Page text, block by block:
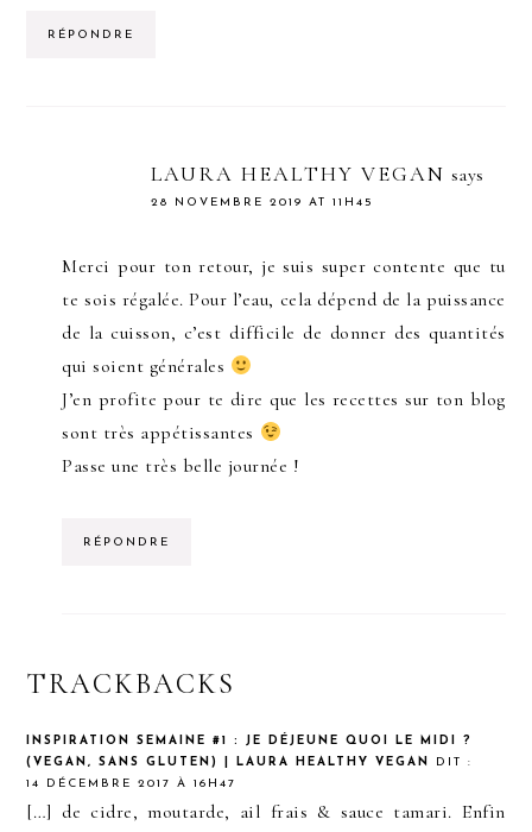
RÉPONDRE
LAURA HEALTHY VEGAN says
28 NOVEMBRE 2019 AT 11H45
Merci pour ton retour, je suis super contente que tu
te sois régalée. Pour l’eau, cela dépend de la puissance
de la cuisson, c’est difficile de donner des quantités
qui soient générales
J’en profite pour te dire que les recettes sur ton blog
sont très appétissantes
Passe une très belle journée !
RÉPONDRE
TRACKBACKS
INSPIRATION SEMAINE #1 : JE DÉJEUNE QUOI LE MIDI ?
(VEGAN, SANS GLUTEN) | LAURA HEALTHY VEGAN
DIT :
14 DÉCEMBRE 2017 À 16H47
[…] de cidre, moutarde, ail frais & sauce tamari. Enfin